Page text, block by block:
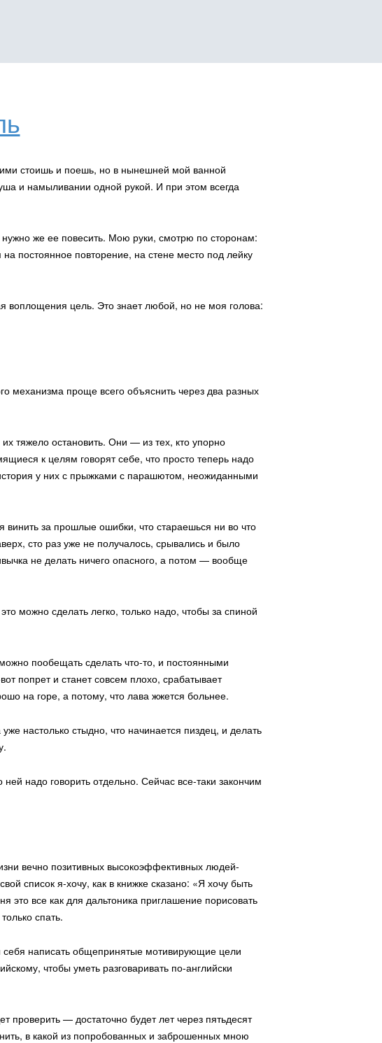
для друга
все еще 86 писем.
.
стоишь и поешь, но в нынешней мой ванной
и намыливании одной рукой. И при этом всегда
же ее повесить. Мою руки, смотрю по сторонам:
постоянное повторение, на стене место под лейку
цель. Это знает любой, но не моя голова:
механизма проще всего объяснить через два разных
тяжело остановить. Они — из тех, кто упорно
к целям говорят себе, что просто теперь надо
у них с прыжками с парашютом, неожиданными
винить за прошлые ошибки, что стараешься ни во что
сто раз уже не получалось, срывались и было
не делать ничего опасного, а потом — вообще
можно сделать легко, только надо, чтобы за спиной
пообещать сделать что-то, и постоянными
попрет и станет совсем плохо, срабатывает
на горе, а потому, что лава жжется больнее.
настолько стыдно, что начинается пиздец, и делать
надо говорить отдельно. Сейчас все-таки закончим
вечно позитивных высокоэффективных людей-
список я-хочу, как в книжке сказано: «Я хочу быть
все как для дальтоника приглашение порисовать
спать.
себя написать общепринятые мотивирующие цели
чтобы уметь разговаривать по-английски
— достаточно будет лет через пятьдесят
в какой из попробованных и заброшенных мною